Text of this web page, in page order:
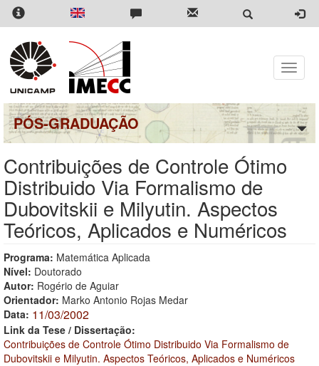
Pular
para
conteúdo
principal
Toggle
PÓS-GRADUAÇÃO
Contribuições de Controle Ótimo
Distribuido Via Formalismo de
Dubovitskii e Milyutin. Aspectos
Teóricos, Aplicados e Numéricos
Programa: Matemática Aplicada
Nível: Doutorado
Autor: Rogério de Aguiar
Orientador: Marko Antonio Rojas Medar
Data: 11/03/2002
Link da Tese / Dissertação:
Contribuições de Controle Ótimo Distribuido Via Formalismo de
Dubovitskii e Milyutin. Aspectos Teóricos, Aplicados e Numéricos